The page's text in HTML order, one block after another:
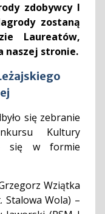
zdobywcy I
zostaną
Laureatów,
naszej stronie.
się zebranie
Kultury
się w formie
Wziątka
Stalowa Wola) –